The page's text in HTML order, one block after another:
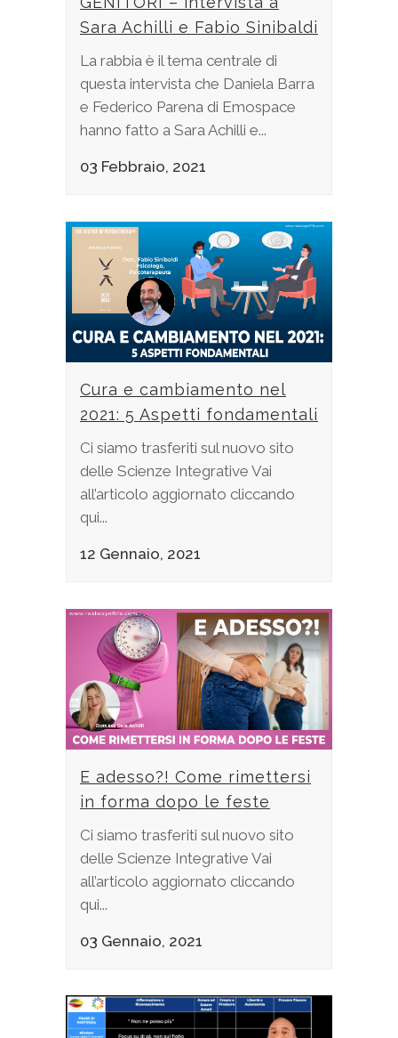
Sara Achilli e Fabio Sinibaldi
La rabbia è il tema centrale di
questa intervista che Daniela Barra
e Federico Parena di Emospace
hanno fatto a Sara Achilli e...
03 Febbraio, 2021
Cura e cambiamento nel
2021: 5 Aspetti fondamentali
Ci siamo trasferiti sul nuovo sito
delle Scienze Integrative Vai
all’articolo aggiornato cliccando
qui...
12 Gennaio, 2021
E adesso?! Come rimettersi
in forma dopo le feste
Ci siamo trasferiti sul nuovo sito
delle Scienze Integrative Vai
all’articolo aggiornato cliccando
qui...
03 Gennaio, 2021